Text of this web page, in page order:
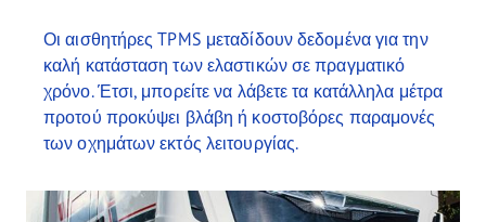
Οι αισθητήρες TPMS μεταδίδουν δεδομένα για την
καλή κατάσταση των ελαστικών σε πραγματικό
χρόνο. Έτσι, μπορείτε να λάβετε τα κατάλληλα μέτρα
προτού προκύψει βλάβη ή κοστοβόρες παραμονές
των οχημάτων εκτός λειτουργίας.